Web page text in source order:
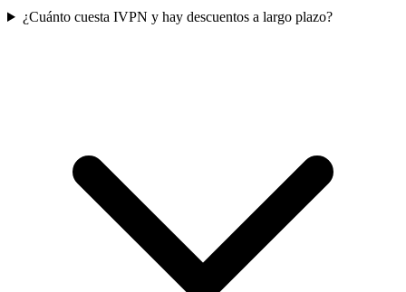
¿Cuánto cuesta IVPN y hay descuentos a largo plazo?